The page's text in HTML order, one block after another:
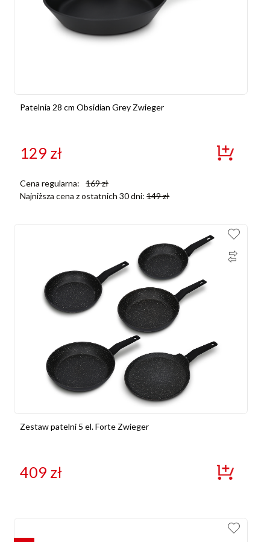
Patelnia 28 cm Obsidian Grey Zwieger
129 zł
Cena regularna: 169zł
Najniższa cena z ostatnich 30 dni:149zł
Zestaw patelni 5 el. Forte Zwieger
409 zł